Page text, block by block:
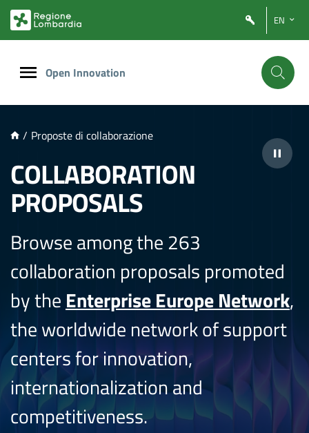
PRINCIPALE
EN
Open Innovation
/ Proposte di collaborazione
COLLABORATION
PROPOSALS
Browse among the 263
collaboration proposals promoted
by the Enterprise Europe Network,
the worldwide network of support
centers for innovation,
internationalization and
competitiveness.